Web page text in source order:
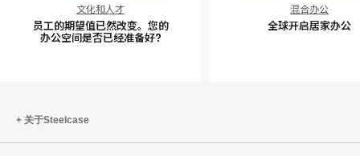
工
的
文化和人才
员工的期望值已然改变。您的
办公空间是否已经准备好?
球
混合办公
全球开启居家办公
关于Steelcase